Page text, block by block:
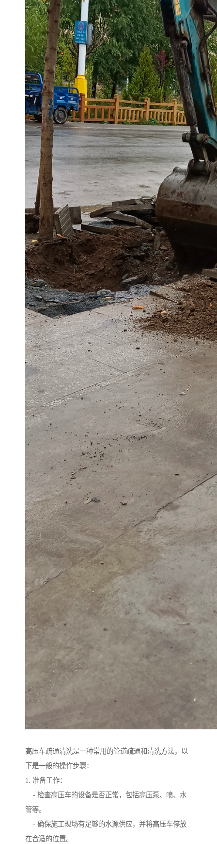
高压车疏通清洗是一种常用的管道疏通和清洗方法，以
下是一般的操作步骤：
1. 准备工作：
- 检查高压车的设备是否正常，包括高压泵、喷、水
管等。
- 确保施工现场有足够的水源供应，并将高压车停放
在合适的位置。